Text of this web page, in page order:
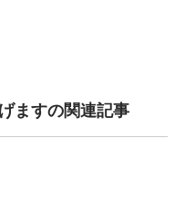
ますの関連記事